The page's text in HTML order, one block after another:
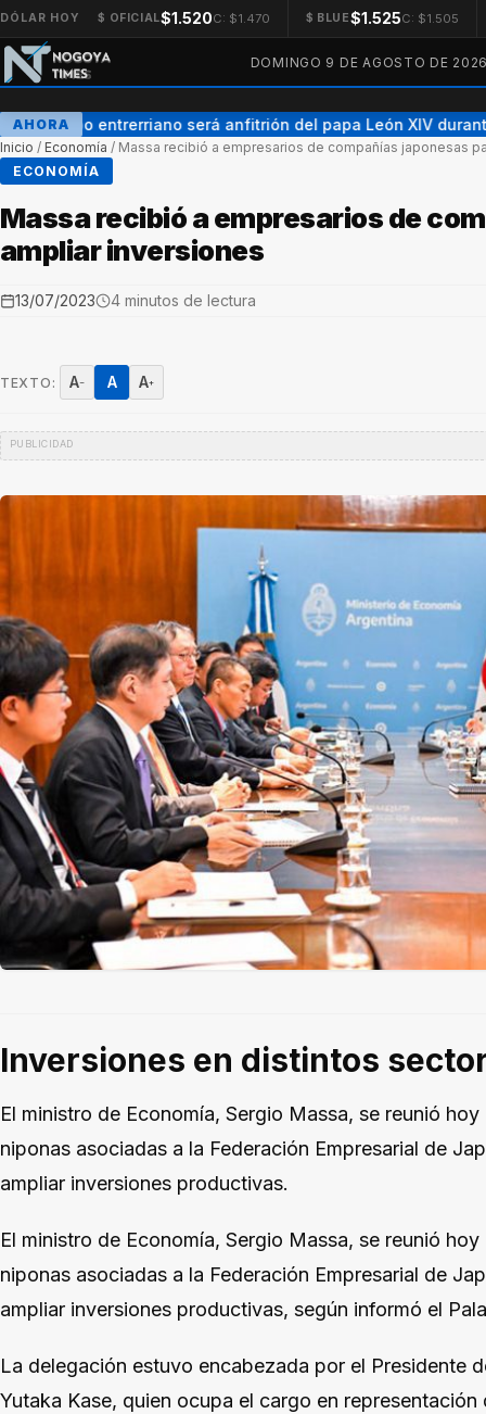
DÓLAR HOY $ OFICIAL$1.520C: $1.470 $ BLUE$1.525C: $1.505
DOMINGO 9 DE AGOSTO DE
AHORA
Un obispo entrerriano será anfitrión del papa León XIV
Inicio / Economía / Massa recibió a empresarios de compañías japonesas
ECONOMÍA
Massa recibió a empresarios de
ampliar inversiones
13/07/2023 4 minutos de lectura
TEXTO: A− A A+
Inversiones en distintos
El ministro de Economía, Sergio Massa, se reunió
niponas asociadas a la Federación Empresarial de
ampliar inversiones productivas.
El ministro de Economía, Sergio Massa, se reunió
niponas asociadas a la Federación Empresarial de
ampliar inversiones productivas, según informó el
La delegación estuvo encabezada por el Presidente
Yutaka Kase, quien ocupa el cargo en